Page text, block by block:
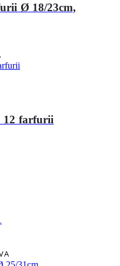
Ø 18/23cm,
12 farfurii